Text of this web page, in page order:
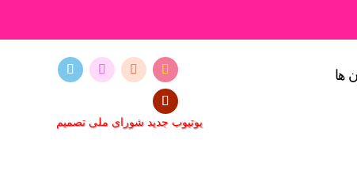
یوتیوب جدید شورای ملی تصمیم
ها